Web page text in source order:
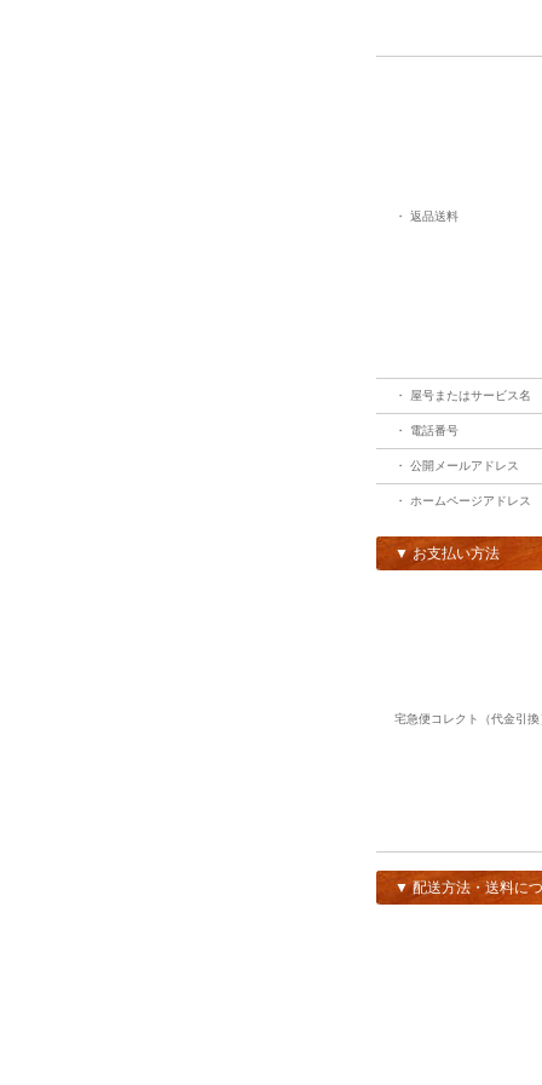
・ 返品送料
・ 屋号またはサービス名
・ 電話番号
・ 公開メールアドレス
・ ホームページアドレス
▼ お支払い方法
宅急便コレクト（代金引換
▼ 配送方法・送料に